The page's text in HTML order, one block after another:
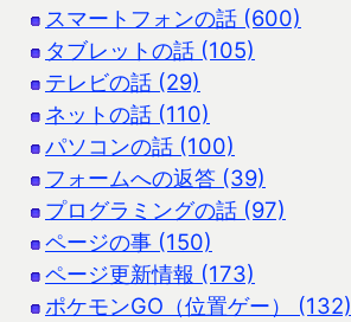
スマートフォンの話 (600)
タブレットの話 (105)
テレビの話 (29)
ネットの話 (110)
パソコンの話 (100)
フォームへの返答 (39)
プログラミングの話 (97)
ページの事 (150)
ページ更新情報 (173)
ポケモンGO（位置ゲー） (132)